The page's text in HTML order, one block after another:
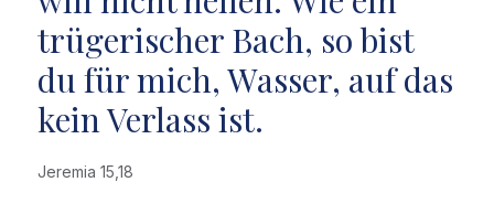
trügerischer Bach, so bist
du für mich, Wasser, auf das
kein Verlass ist.
Jeremia 15,18